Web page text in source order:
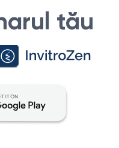
zi, dacă nu există iritații.
tău